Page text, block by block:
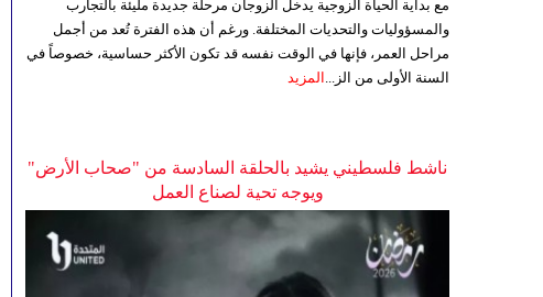
مع بداية الحياة الزوجية يدخل الزوجان مرحلة جديدة مليئة بالتجارب
والمسؤوليات والتحديات المختلفة. ورغم أن هذه الفترة تُعد من أجمل
مراحل العمر، فإنها في الوقت نفسه قد تكون الأكثر حساسية، خصوصاً في
السنة الأولى من الز... المزيد
ناشط فلسطيني يشيد بالحلقة السادسة من "صحاب الأرض"
ويوجه تحية لصناع العمل